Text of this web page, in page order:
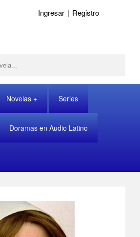
Ingresar | Registro
Novelas Series
Doramas en Audio Latino